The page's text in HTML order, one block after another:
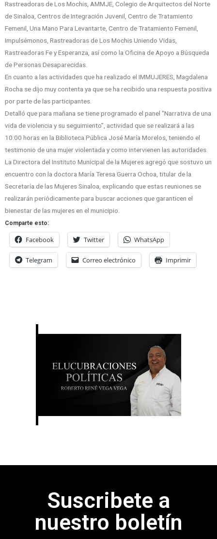
Rastreadoras de Los Mochis, AMMJE, Colegio de Arquitectos del Norte
de Sinaloa, Centros de Integración Juvenil, Centro de Tratamiento
Femenil, Una Mano Para Levantarte, Centro de Tratamiento Femenil,
Impulsémonos, Rastreadoras de Los Mochis Uniendo Vidas,
Rastreadoras Fe y Esperanza, así como la Oficina de Apoyo a Búsqueda
de Personas Desaparecidas.
En cuanto a las actividades que ha realizado el IMMUJERES, Magdalena
Rocha se dijo muy contenta ya que se ha recibido una respuesta positiva
por parte de las participantes.
Detalló que para mañana se tiene programado el panel “Narrativa de una
vida de violencia y su seguimiento”, actividad que se realizará a las
10:00 horas en la Biblioteca Pública José María Morelos, teniendo el
testimonio de una mujer violentada y como intervienen las autoridades.
La Directora del Instituto Municipal de la Mujeres agregó que sostuvo un
encuentro con la doctora María Teresa Guerra Ochoa, titular de la
Secretaría de las Mujeres Sinaloa, explicando que estas reuniones se
realizarán periódicamente para buscar acciones que garanticen el
bienestar de las mujeres en el municipio.
Comparte esto:
Facebook Twitter WhatsApp
Telegram Correo electrónico Imprimir
Suscribete a
nuestro boletín